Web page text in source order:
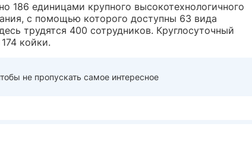
186 единицами крупного высокотехнологичного
с помощью которого доступны 63 вида
трудятся 400 сотрудников. Круглосуточный
койки.
не пропускать самое интересное